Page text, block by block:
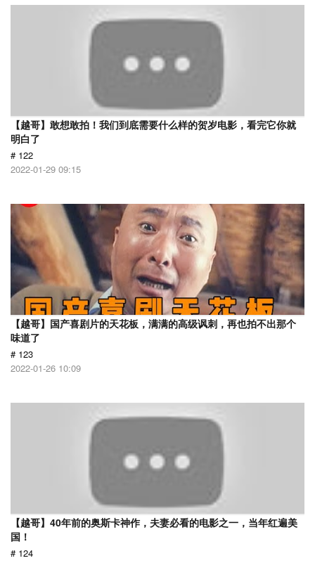
【越哥】敢想敢拍！我们到底需要什么样的贺岁电影，看完它你就
明白了
# 122
2022-01-29 09:15
【越哥】国产喜剧片的天花板，满满的高级讽刺，再也拍不出那个
味道了
# 123
2022-01-26 10:09
【越哥】40年前的奥斯卡神作，夫妻必看的电影之一，当年红遍美
国！
# 124